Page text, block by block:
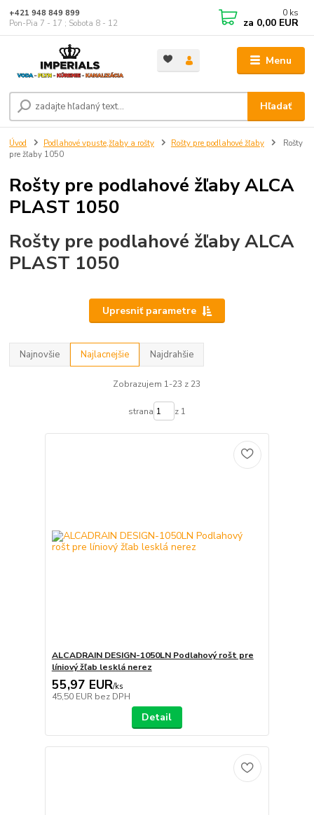
Menu
Hľadať
+421 948 849 899
Pon-Pia 7 - 17 ; Sobota 8 - 12
0 ks
za 0,00 EUR
Úvod Podlahové vpuste,žľaby a rošty Rošty pre podlahové žľaby
Rošty
pre žľaby 1050
Rošty pre podlahové žľaby ALCA
PLAST 1050
Rošty pre podlahové žľaby ALCA
PLAST 1050
Upresniť parametre
Najnovšie Najlacnejšie Najdrahšie
Zobrazujem 1-23 z 23
strana z 1
ALCADRAIN DESIGN-1050LN Podlahový rošt pre
líniový žľab lesklá nerez
55,97 EUR/ks
45,50 EUR bez DPH
Detail